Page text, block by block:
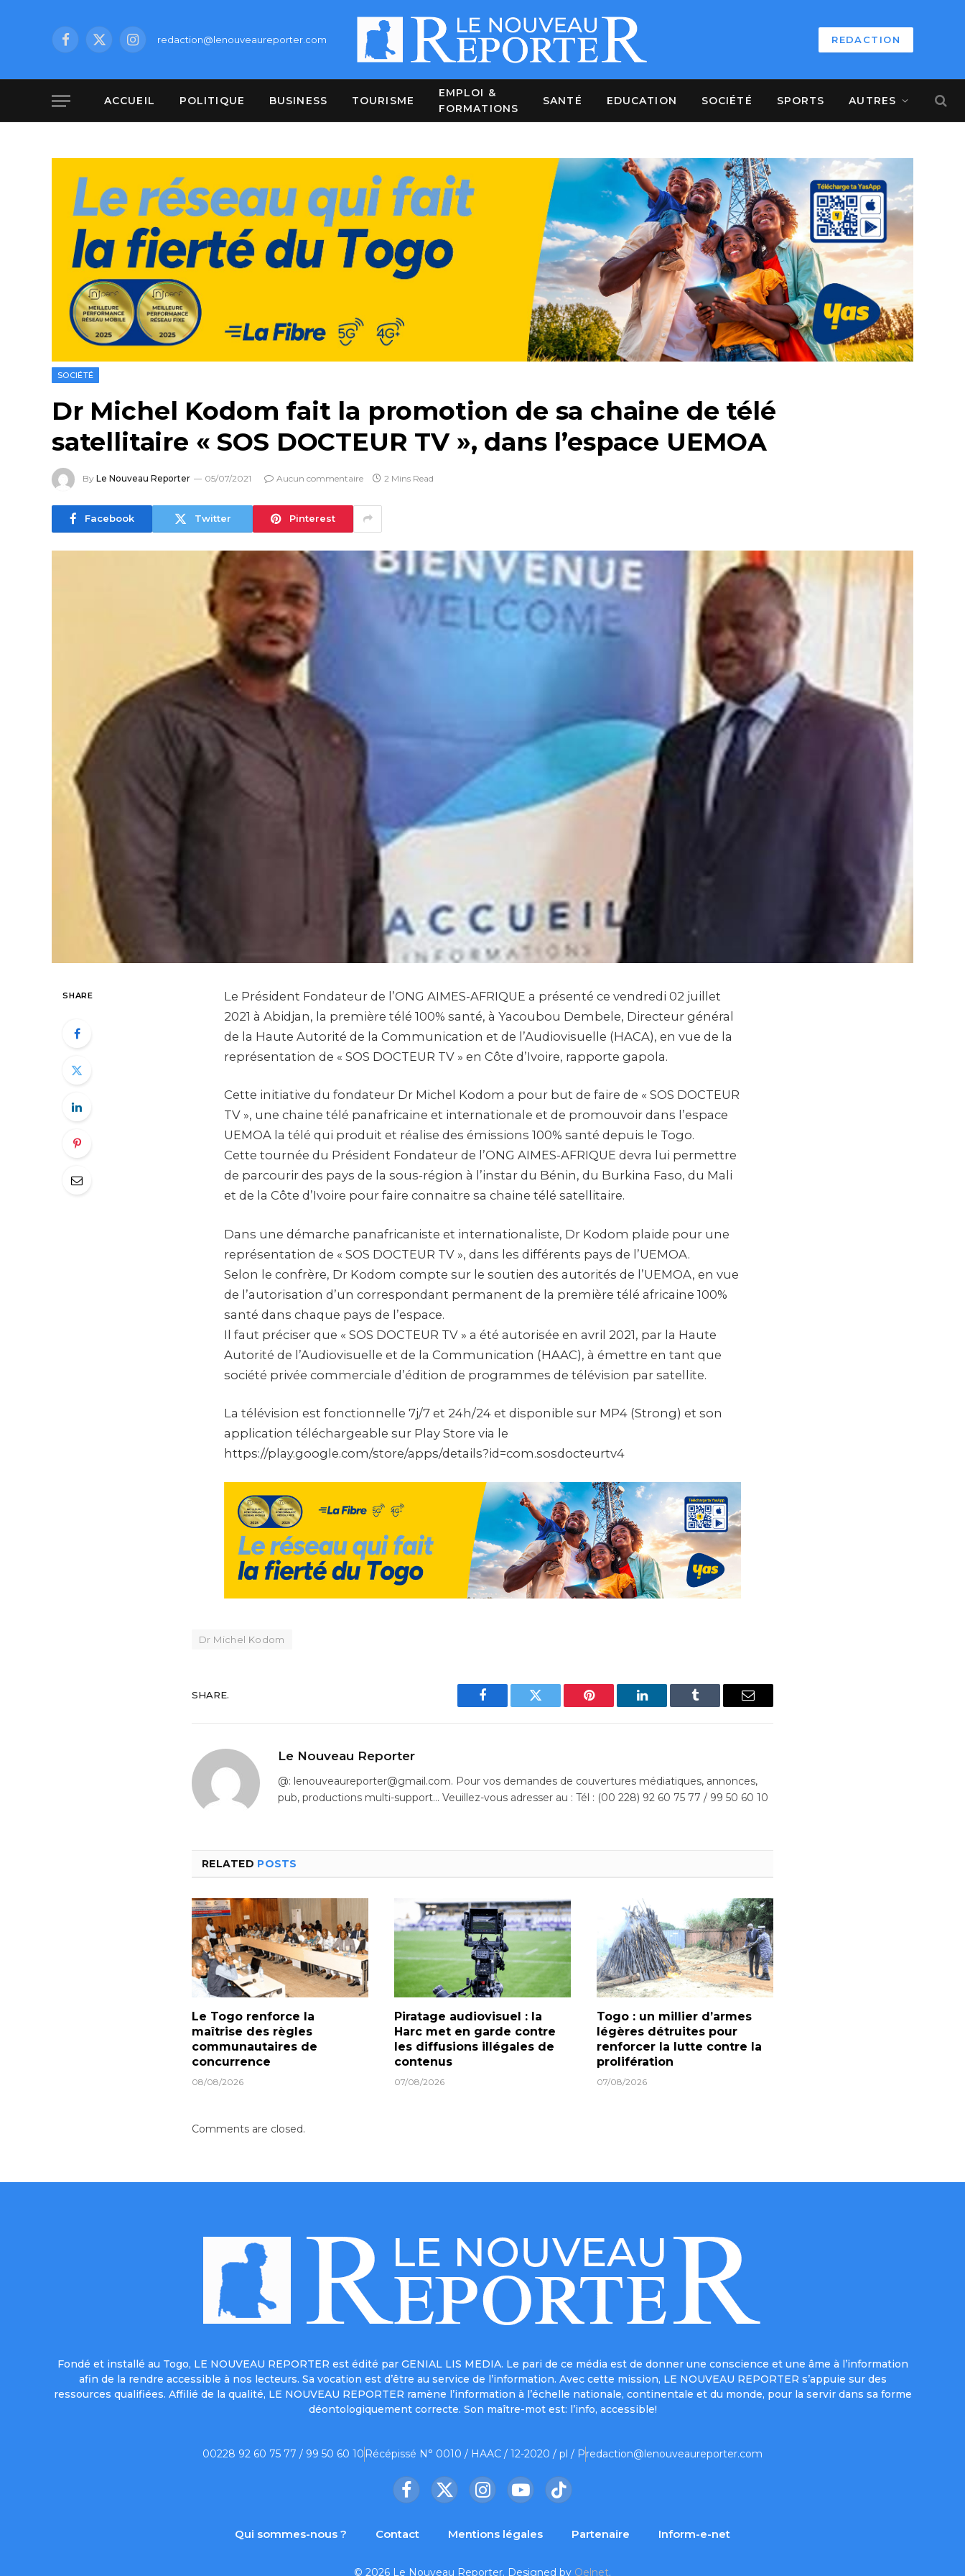
Facebook
X
Instagramredaction@lenouveaureporter.com REDACTION
ACCUEIL POLITIQUE BUSINESS TOURISME
EMPLOI &
FORMATIONS
SANTÉ EDUCATION SOCIÉTÉ SPORTS AUTRES
SOCIÉTÉ
Dr Michel Kodom fait la promotion de sa chaine de télé
satellitaire « SOS DOCTEUR TV », dans l’espace UEMOA
By Le Nouveau Reporter 05/07/2021 Aucun commentaire 2 Mins Read
Facebook Twitter Pinterest
SHARE
Le Président Fondateur de l’ONG AIMES-AFRIQUE a présenté ce vendredi 02 juillet
2021 à Abidjan, la première télé 100% santé, à Yacoubou Dembele, Directeur général
de la Haute Autorité de la Communication et de l’Audiovisuelle (HACA), en vue de la
représentation de « SOS DOCTEUR TV » en Côte d’Ivoire, rapporte gapola.
Cette initiative du fondateur Dr Michel Kodom a pour but de faire de « SOS DOCTEUR
TV », une chaine télé panafricaine et internationale et de promouvoir dans l’espace
UEMOA la télé qui produit et réalise des émissions 100% santé depuis le Togo.
Cette tournée du Président Fondateur de l’ONG AIMES-AFRIQUE devra lui permettre
de parcourir des pays de la sous-région à l’instar du Bénin, du Burkina Faso, du Mali
et de la Côte d’Ivoire pour faire connaitre sa chaine télé satellitaire.
Dans une démarche panafricaniste et internationaliste, Dr Kodom plaide pour une
représentation de « SOS DOCTEUR TV », dans les différents pays de l’UEMOA.
Selon le confrère, Dr Kodom compte sur le soutien des autorités de l’UEMOA, en vue
de l’autorisation d’un correspondant permanent de la première télé africaine 100%
santé dans chaque pays de l’espace.
Il faut préciser que « SOS DOCTEUR TV » a été autorisée en avril 2021, par la Haute
Autorité de l’Audiovisuelle et de la Communication (HAAC), à émettre en tant que
société privée commerciale d’édition de programmes de télévision par satellite.
La télévision est fonctionnelle 7j/7 et 24h/24 et disponible sur MP4 (Strong) et son
application téléchargeable sur Play Store via le
https://play.google.com/store/apps/details?id=com.sosdocteurtv4
Dr Michel Kodom
SHARE.
Facebook Twitter Pinterest LinkedIn Tumblr Email
Le Nouveau Reporter
@: lenouveaureporter@gmail.com. Pour vos demandes de couvertures médiatiques, annonces,
pub, productions multi-support… Veuillez-vous adresser au : Tél : (00 228) 92 60 75 77 / 99 50 60 10
RELATED POSTS
Le Togo renforce la
maîtrise des règles
communautaires de
concurrence
08/08/2026
Piratage audiovisuel : la
Harc met en garde contre
les diffusions illégales de
contenus
07/08/2026
Togo : un millier d’armes
légères détruites pour
renforcer la lutte contre la
prolifération
07/08/2026
Comments are closed.
Fondé et installé au Togo, LE NOUVEAU REPORTER est édité par GENIAL LIS MEDIA. Le pari de ce média est de donner une conscience et une âme à l’information
afin de la rendre accessible à nos lecteurs. Sa vocation est d’être au service de l’information. Avec cette mission, LE NOUVEAU REPORTER s’appuie sur des
ressources qualifiées. Affilié de la qualité, LE NOUVEAU REPORTER ramène l’information à l’échelle nationale, continentale et du monde, pour la servir dans sa forme
déontologiquement correcte. Son maître-mot est: l’info, accessible!
00228 92 60 75 77 / 99 50 60 10 Récépissé N° 0010 / HAAC / 12-2020 / pl / Predaction@lenouveaureporter.com
Facebook
X
InstagramYouTubeTikTok
Qui sommes-nous ? Contact Mentions légales Partenaire Inform-e-net
© 2026 Le Nouveau Reporter. Designed by Oelnet.